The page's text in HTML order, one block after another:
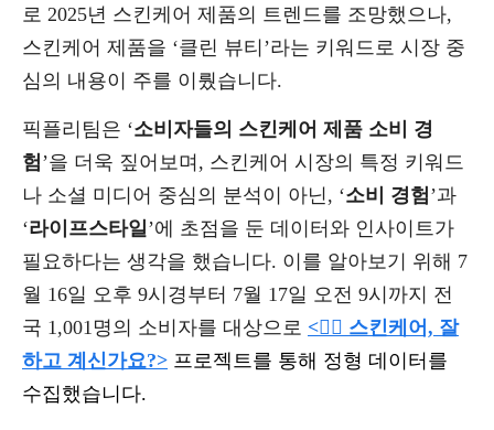
로 2025년 스킨케어 제품의 트렌드를 조망했으나,
스킨케어 제품을 ‘클린 뷰티’라는 키워드로 시장 중
심의 내용이 주를 이뤘습니다.
픽플리팀은 ‘소비자들의 스킨케어 제품 소비 경
험’을 더욱 짚어보며, 스킨케어 시장의 특정 키워드
나 소셜 미디어 중심의 분석이 아닌, ‘소비 경험’과
‘라이프스타일’에 초점을 둔 데이터와 인사이트가
필요하다는 생각을 했습니다. 이를 알아보기 위해 7
월 16일 오후 9시경부터 7월 17일 오전 9시까지 전
국 1,001명의 소비자를 대상으로 <😶‍🌫️ 스킨케어, 잘
하고 계신가요?> 프로젝트를 통해 정형 데이터를
수집했습니다.